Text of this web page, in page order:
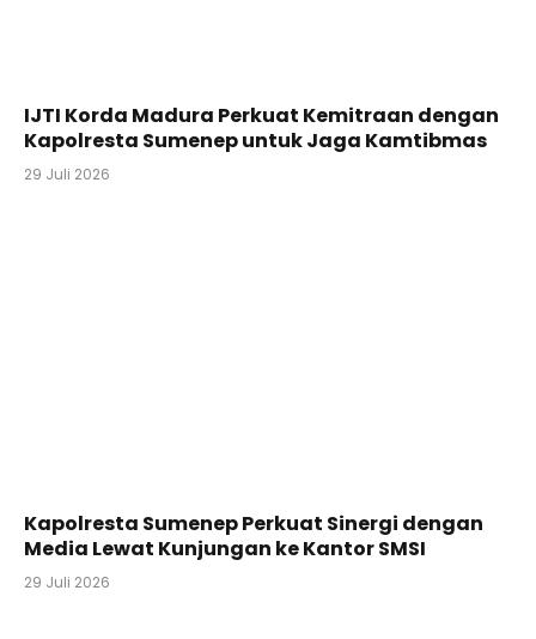
IJTI Korda Madura Perkuat Kemitraan dengan
Kapolresta Sumenep untuk Jaga Kamtibmas
29 Juli 2026
Kapolresta Sumenep Perkuat Sinergi dengan
Media Lewat Kunjungan ke Kantor SMSI
29 Juli 2026